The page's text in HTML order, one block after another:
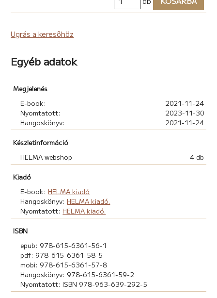
Ugrás a keresőhöz
Egyéb adatok
Megjelenés
E-book:
2021-11-24
Nyomtatott:
2023-11-30
Hangoskönyv:
2021-11-24
Készletinformáció
HELMA webshop
4 db
Kiadó
E-book: HELMA kiadó
Hangoskönyv: HELMA kiadó.
Nyomtatott: HELMA kiadó.
ISBN
epub: 978-615-6361-56-1
pdf: 978-615-6361-58-5
mobi: 978-615-6361-57-8
Hangoskönyv: 978-615-6361-59-2
Nyomtatott: ISBN 978-963-639-292-5